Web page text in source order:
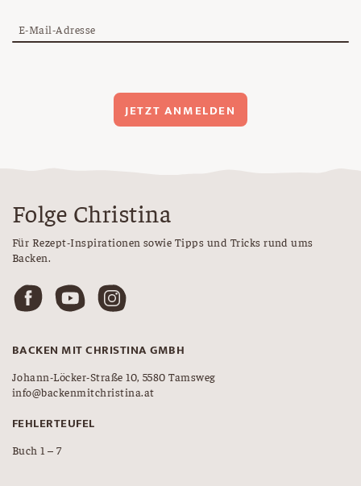
E-Mail-Adresse
JETZT ANMELDEN
Folge Christina
Für Rezept-Inspirationen sowie Tipps und Tricks rund ums
Backen.
BACKEN MIT CHRISTINA GMBH
Johann-Löcker-Straße 10, 5580 Tamsweg
info@backenmitchristina.at
FEHLERTEUFEL
Buch 1 – 7